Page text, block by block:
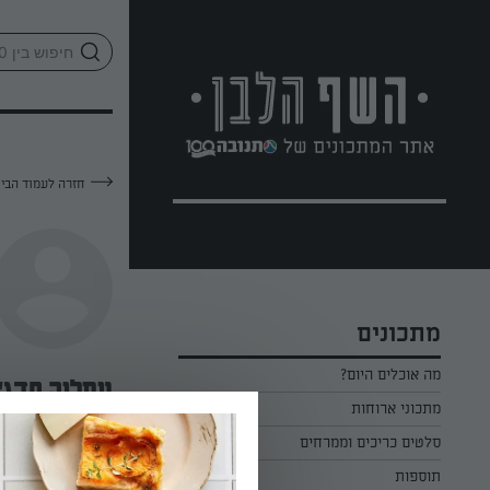
מתכונים
מה אוכלים היום?
מתכוני ארוחות
ארוחת בוקר
ארוחת צהריים
סלטים כריכים וממרחים
כל הסלטים כריכים וממרחים
תוספות
חזרה לעמוד
עתליה
—